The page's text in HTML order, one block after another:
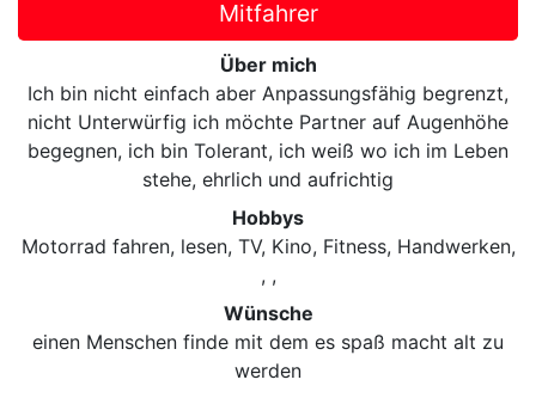
Mitfahrer
Über mich
Ich bin nicht einfach aber Anpassungsfähig begrenzt,
nicht Unterwürfig ich möchte Partner auf Augenhöhe
begegnen, ich bin Tolerant, ich weiß wo ich im Leben
stehe, ehrlich und aufrichtig
Hobbys
Motorrad fahren, lesen, TV, Kino, Fitness, Handwerken,
, ,
Wünsche
einen Menschen finde mit dem es spaß macht alt zu
werden